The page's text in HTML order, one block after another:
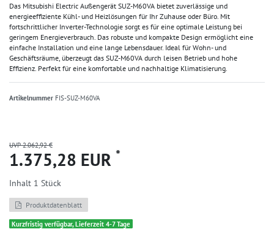
Das Mitsubishi Electric Außengerät SUZ-M60VA bietet zuverlässige und
energieeffiziente Kühl- und Heizlösungen für Ihr Zuhause oder Büro. Mit
fortschrittlicher Inverter-Technologie sorgt es für eine optimale Leistung bei
geringem Energieverbrauch. Das robuste und kompakte Design ermöglicht eine
einfache Installation und eine lange Lebensdauer. Ideal für Wohn- und
Geschäftsräume, überzeugt das SUZ-M60VA durch leisen Betrieb und hohe
Effizienz. Perfekt für eine komfortable und nachhaltige Klimatisierung.
Artikelnummer FIS-SUZ-M60VA
UVP 2.062,92 €
1.375,28 EUR *
Inhalt 1 Stück
Produktdatenblatt
Kurzfristig verfügbar, Lieferzeit 4-7 Tage